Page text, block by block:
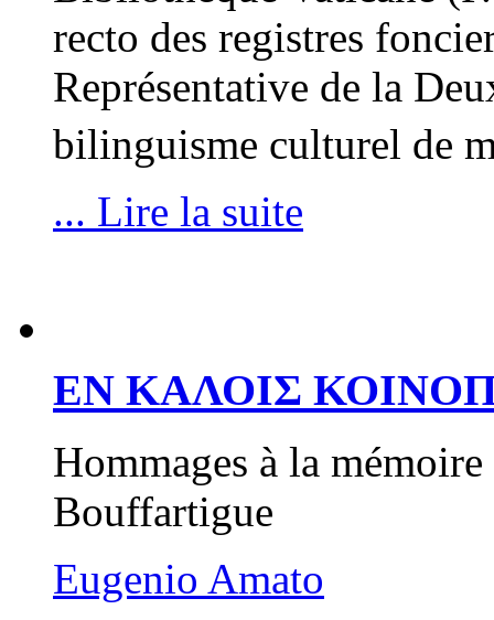
recto des registres
Représentative de la
bilinguisme culturel de
... Lire la suite
ΕΝ ΚΑΛΟΙΣ
Hommages à la
Bouffartigue
Eugenio Amato